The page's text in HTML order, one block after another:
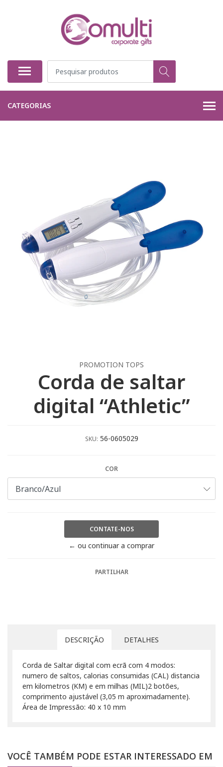
CATEGORIAS
PROMOTION TOPS
Corda de saltar
digital “Athletic”
SKU: 56-0605029
COR
CONTATE-NOS
← ou continuar a comprar
PARTILHAR
DESCRIÇÃO DETALHES
Corda de Saltar digital com ecrã com 4 modos:
numero de saltos, calorias consumidas (CAL) distancia
em kilometros (KM) e em milhas (MIL)2 botões,
comprimento ajustável (3,05 m aproximadamente).
Área de Impressão: 40 x 10 mm
VOCÊ TAMBÉM PODE ESTAR INTERESSADO EM